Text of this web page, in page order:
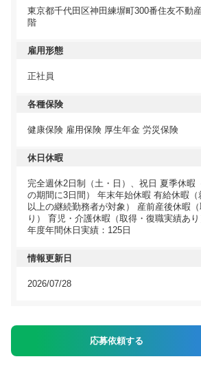
東京都千代田区神田練塀町300番住友不動
階
雇用形態
正社員
各種保険
健康保険 雇用保険 厚生年金 労災保険
休日休暇
完全週休2日制（土・日）、祝日 夏季休暇
の期間に3日間） 年末年始休暇 有給休暇（
以上の継続勤務者が対象） 産前産後休暇
り） 育児・介護休暇（取得・復職実績あ
年度年間休日実績：125日
情報更新日
2026/07/28
応募依頼する